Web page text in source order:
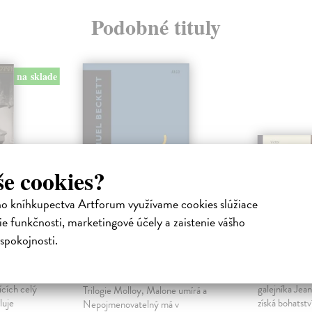
cookies?
kníhkupectva Artforum využívame cookies slúžiace
funkčnosti, marketingové účely a zaistenie vášho
Podobné tituly
na sklade
celý
Molloy, Malone
Trilogie Molloy, Malone umírá a
Nepojmenovatelný má v
galejníka
získá